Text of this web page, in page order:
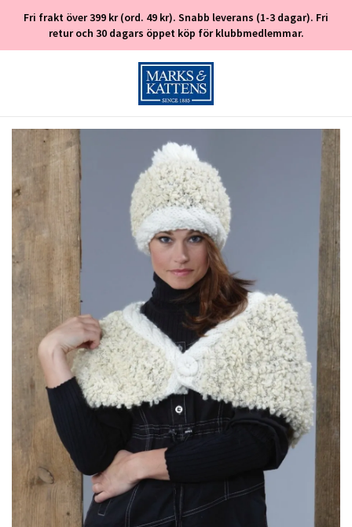
Fri frakt över 399 kr (ord. 49 kr). Snabb leverans (1-3 dagar). Fri
retur och 30 dagars öppet köp för klubbmedlemmar.